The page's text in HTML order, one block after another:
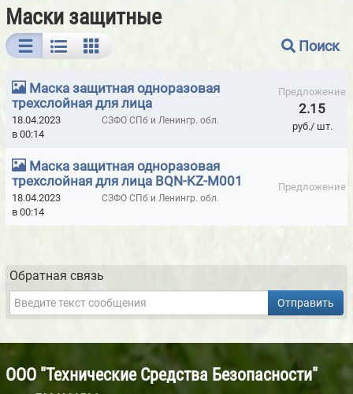
АПТЕЧКИ МЕДИЦИНСКИЕ ПЕРВОЙ ПОМОЩИ
БАРИТОВЫЕ ПАНЕЛИ ДЛЯ РЕНТГЕНКАБИНЕТОВ
ПОДШИПНИКОВ
ГАЗОАНАЛИЗАТОРЫ ALTAIR
ГЕРМЕТИК КРОВЕЛЬНЫЙ И ГИДРОИЗОЛЯЦИОННЫЙ ELAPROOF
ГЕРМЕТИКИ HILTI
ГЕРМЕТИКИ ISO-CHEMICALS
ГЕРМЕТИКИ LOCTITE
ГЕРМЕТИКИ MASTERFIX
ГЕРМЕТИКИ MASTERSIL
ГЕРМЕТИКИ PENOSIL
ГЕРМЕТИКИ RAMSAUER
ГЕРМЕТИКИ TREMCO ILLBRUCK
ГЕРМЕТИКИ U-SEAL (NPT SRL, ИТАЛИЯ)
Маски защитные
Поиск
Маска защитная одноразовая
трехслойная для лица
Предложение
2.15
руб./ шт.
18.04.2023
в 00:14
СЗФО СПб и Ленингр. обл.
Маска защитная одноразовая
трехслойная для лица BQN-KZ-M001
Предложение
18.04.2023
в 00:14
СЗФО СПб и Ленингр. обл.
Обратная связь
Отправить
ООО "Технические Средства Безопасности"